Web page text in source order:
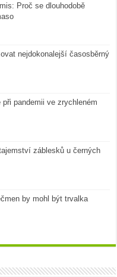
Proč se dlouhodobě
nejdokonalejší časosběrný
pandemii ve zrychleném
záblesků u černých
by mohl být trvalka